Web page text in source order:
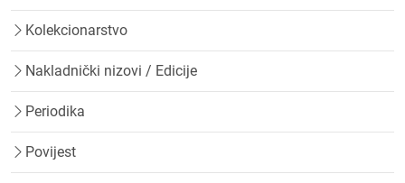
Kolekcionarstvo
Nakladnički nizovi / Edicije
Periodika
Povijest